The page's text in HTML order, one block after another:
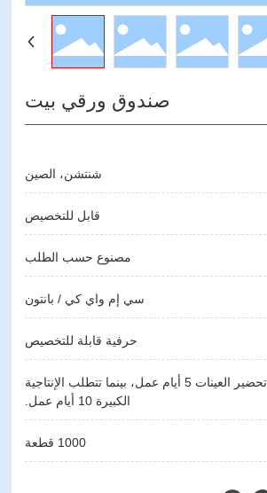
صندوق ورقي بيت
شنتشن، الصين
قابل للتخصيص
مصنوع حسب الطلب
سي إم واي كي / بانتون
حرفية قابلة للتخصيص
تتطلب تحضير العينات 5 أيام عمل، بينما تتطلب الإنتاجية
الكبيرة 10 أيام عمل.
1000 قطعة